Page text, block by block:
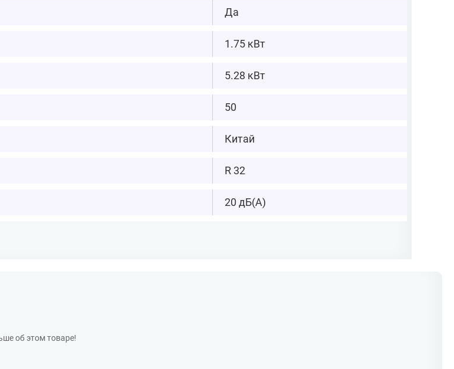
Да
1.75 кВт
5.28 кВт
50
Китай
R 32
20 дБ(А)
об этом товаре!